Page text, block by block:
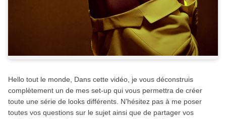
Hello tout le monde, Dans cette vidéo, je vous déconstruis
complètement un de mes set-up qui vous permettra de créer
toute une série de looks différents. N’hésitez pas à me poser
toutes vos questions sur le sujet ainsi que de partager vos